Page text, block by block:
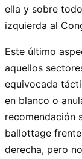
ella y sobre
izquierda al
Este último
aquellos
equivocada
en blanco o
recomendación
ballottage
derecha, pero